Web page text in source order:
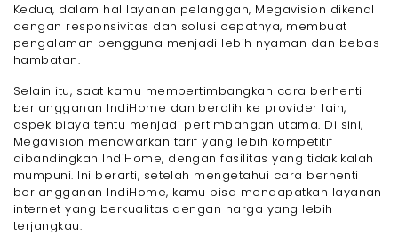
Kedua, dalam hal layanan pelanggan, Megavision dikenal
dengan responsivitas dan solusi cepatnya, membuat
pengalaman pengguna menjadi lebih nyaman dan bebas
hambatan.
Selain itu, saat kamu mempertimbangkan cara berhenti
berlangganan IndiHome dan beralih ke provider lain,
aspek biaya tentu menjadi pertimbangan utama. Di sini,
Megavision menawarkan tarif yang lebih kompetitif
dibandingkan IndiHome, dengan fasilitas yang tidak kalah
mumpuni. Ini berarti, setelah mengetahui cara berhenti
berlangganan IndiHome, kamu bisa mendapatkan layanan
internet yang berkualitas dengan harga yang lebih
terjangkau.